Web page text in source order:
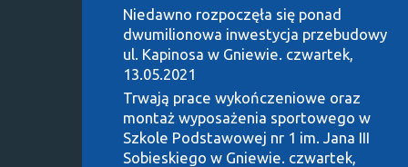
Niedawno rozpoczęła się ponad
dwumilionowa inwestycja przebudowy
ul. Kapinosa w Gniewie. czwartek,
13.05.2021
Trwają prace wykończeniowe oraz
montaż wyposażenia sportowego w
Szkole Podstawowej nr 1 im. Jana III
Sobieskiego w Gniewie. czwartek,